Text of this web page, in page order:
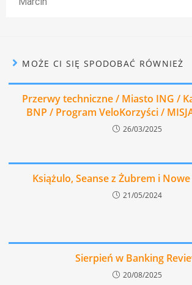
MOŻE CI SIĘ SPODOBAĆ RÓWNIEŻ
Przerwy techniczne / Miasto ING /
BNP / Program VeloKorzyści /
26/03/2025
Książulo, Seanse z Żubrem i
21/05/2024
Sierpień w Banking
20/08/2025